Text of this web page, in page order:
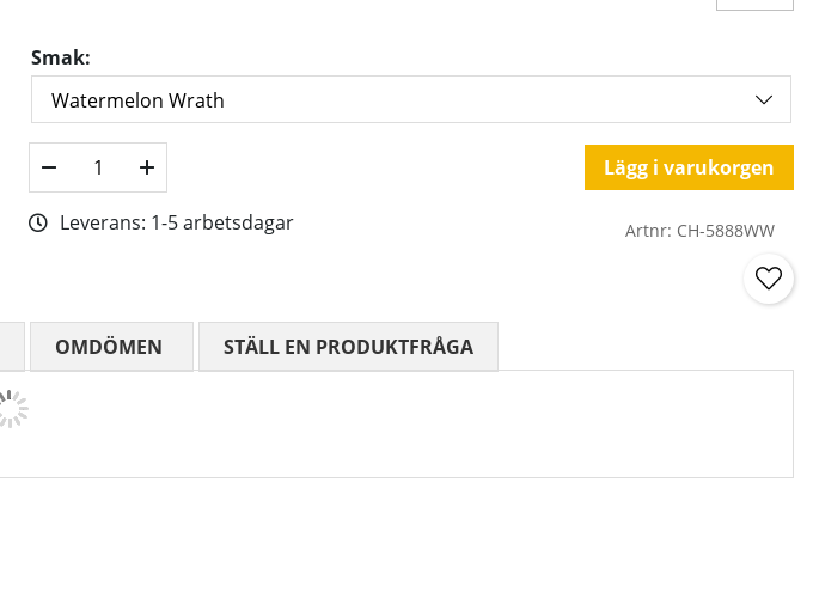
Smak:
Lägg i varukorgen
Leverans: 1-5 arbetsdagar Artnr: CH-5888WW
OMDÖMEN MEDELBETYG 0 AV 5 ANTAL BETYG 0
STÄLL EN PRODUKTFRÅGA